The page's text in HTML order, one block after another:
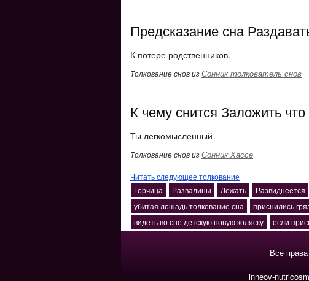
Предсказание сна
К потере родственников.
Толкование снов изСонник толкователь снов
К чему снится Заложить что
Ты легкомысленный
Толкование снов изСонник Хассе
Читать следующее толкование
Горчица
Развалины Лежать Развиднеется
убитая лошадь толкование сна
приснились
видеть во сне детскую новую коляску
если
Все
inneov-